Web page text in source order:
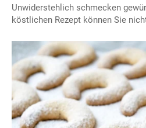
Unwiderstehlich schmecken
köstlichen Rezept können Sie